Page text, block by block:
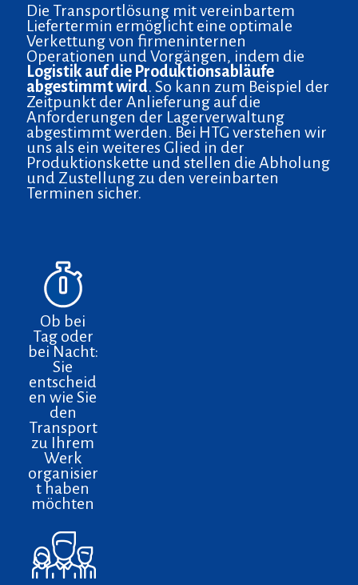
Die Transportlösung mit vereinbartem
Liefertermin ermöglicht eine optimale
Verkettung von firmeninternen
Operationen und Vorgängen, indem die
Logistik auf die Produktionsabläufe
abgestimmt wird. So kann zum Beispiel der
Zeitpunkt der Anlieferung auf die
Anforderungen der Lagerverwaltung
abgestimmt werden. Bei HTG verstehen wir
uns als ein weiteres Glied in der
Produktionskette und stellen die Abholung
und Zustellung zu den vereinbarten
Terminen sicher.
Ob bei
Tag oder
bei Nacht:
Sie
entscheid
en wie Sie
den
Transport
zu Ihrem
Werk
organisier
t haben
möchten